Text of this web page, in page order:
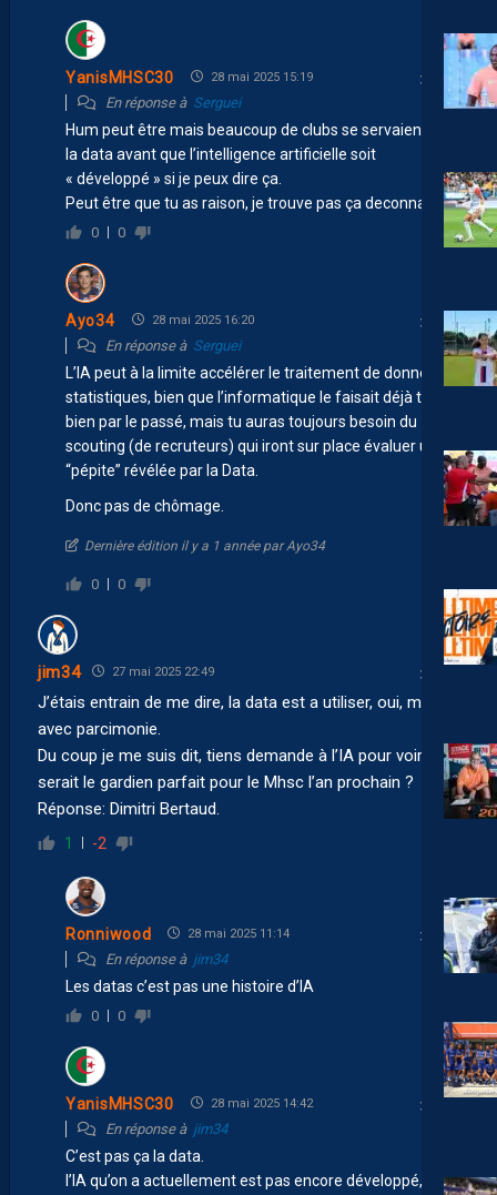
YanisMHSC30 28 mai 2025 15:19
En réponse à Serguei
Hum peut être mais beaucoup de clubs se servaient de
la data avant que l’intelligence artificielle soit
« développé » si je peux dire ça.
Peut être que tu as raison, je trouve pas ça deconnant.
0 0
Ayo34 28 mai 2025 16:20
En réponse à Serguei
L’IA peut à la limite accélérer le traitement de données
statistiques, bien que l’informatique le faisait déjà très
bien par le passé, mais tu auras toujours besoin du
scouting (de recruteurs) qui iront sur place évaluer une
“pépite” révélée par la Data.
Donc pas de chômage.
Dernière édition il y a 1 année par Ayo34
0 0
jim34 27 mai 2025 22:49
J’étais entrain de me dire, la data est a utiliser, oui, mais
avec parcimonie.
Du coup je me suis dit, tiens demande à l’IA pour voir, quel
serait le gardien parfait pour le Mhsc l’an prochain ?
Réponse: Dimitri Bertaud.
1 -2
Ronniwood 28 mai 2025 11:14
En réponse à jim34
Les datas c’est pas une histoire d’IA
0 0
YanisMHSC30 28 mai 2025 14:42
En réponse à jim34
C’est pas ça la data.
l’IA qu’on a actuellement est pas encore développé, elle